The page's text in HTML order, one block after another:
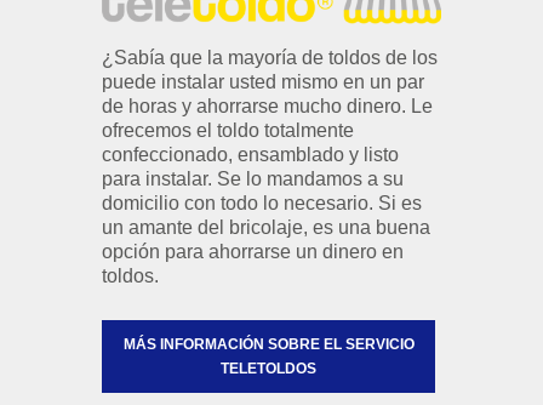
¿Sabía que la mayoría de toldos de los
puede instalar usted mismo en un par
de horas y ahorrarse mucho dinero. Le
ofrecemos el toldo totalmente
confeccionado, ensamblado y listo
para instalar. Se lo mandamos a su
domicilio con todo lo necesario. Si es
un amante del bricolaje, es una buena
opción para ahorrarse un dinero en
toldos.
MÁS INFORMACIÓN SOBRE EL SERVICIO
TELETOLDOS